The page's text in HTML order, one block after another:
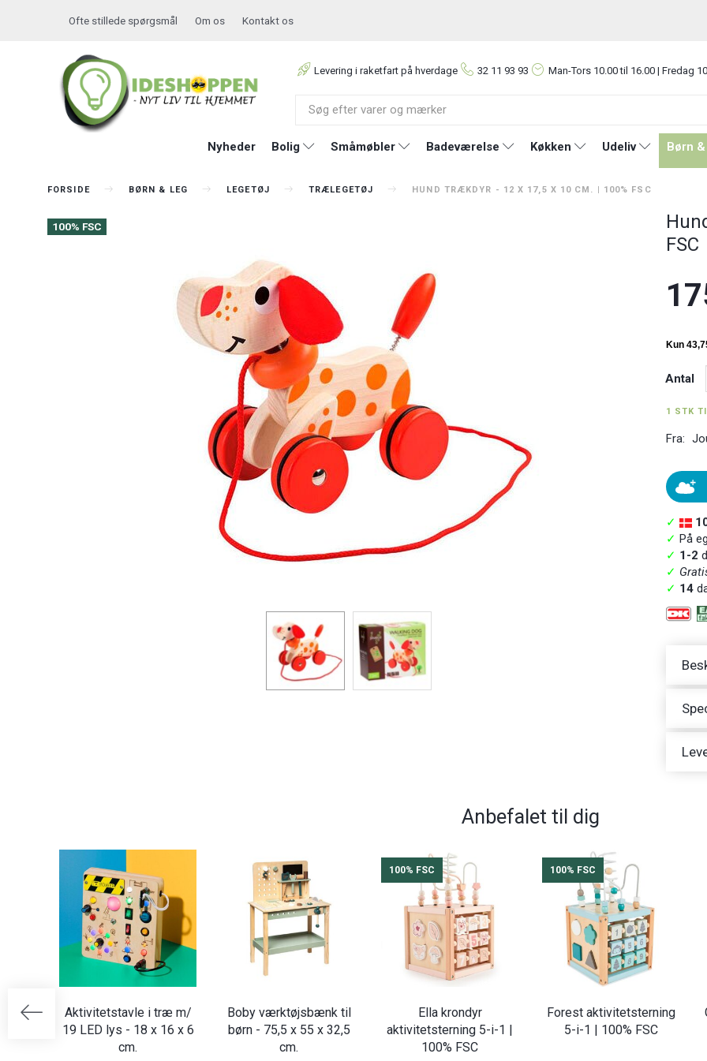
Ofte stillede spørgsmål Om os Kontakt os
Levering i raketfart på hverdage 32 11 93 93 Man-Tors 10.00 til 16.00 | Fredag
Nyheder Bolig Småmøbler Badeværelse Køkken Udeliv Børn
FORSIDE BØRN & LEG LEGETØJ TRÆLEGETØJ HUND TRÆKDYR - 12 X 17,5 X 10 CM. | 100% FSC
100% FSC
FSC
Antal
1 STK
Fra:
✓
✓ På
✓ 1-2
✓
✓ 14
Anbefalet til dig
Aktivitetstavle i træ m/
19 LED lys - 18 x 16 x 6
cm.
Boby værktøjsbænk til
børn - 75,5 x 55 x 32,5
cm.
100% FSC
Ella krondyr
aktivitetsterning 5-i-1 |
100% FSC
100% FSC
Forest aktivitetsterning
5-i-1 | 100% FSC